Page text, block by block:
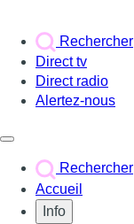
Rechercher
Direct tv
Direct radio
Alertez-nous
Rechercher
Accueil
Info